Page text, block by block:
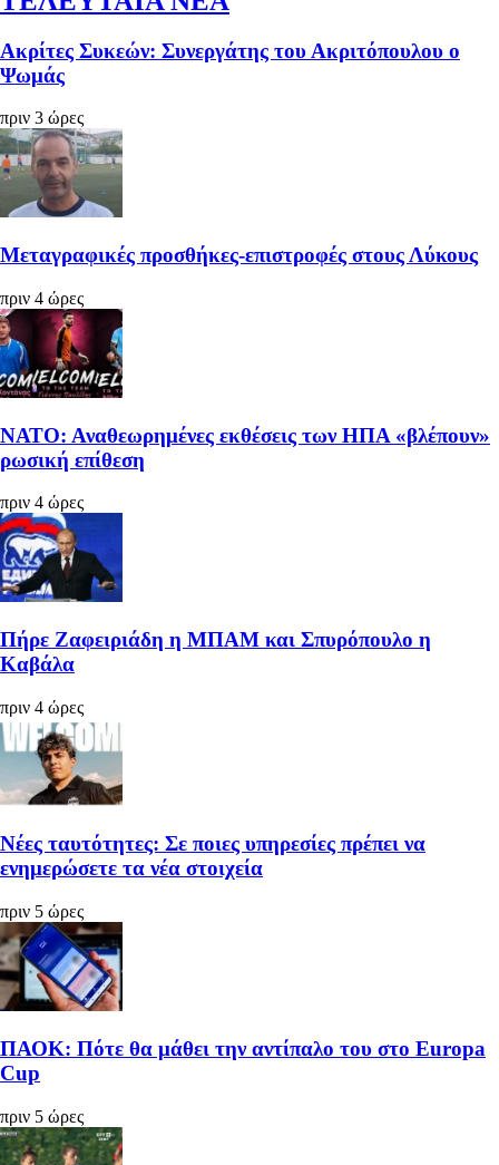
Ακρίτες Συκεών: Συνεργάτης του Ακριτόπουλου ο
Ψωμάς
πριν 3 ώρες
Μεταγραφικές προσθήκες-επιστροφές στους Λύκους
πριν 4 ώρες
ΝΑΤΟ: Αναθεωρημένες εκθέσεις των ΗΠΑ «βλέπουν»
ρωσική επίθεση
πριν 4 ώρες
Πήρε Ζαφειριάδη η ΜΠΑΜ και Σπυρόπουλο η
Καβάλα
πριν 4 ώρες
Νέες ταυτότητες: Σε ποιες υπηρεσίες πρέπει να
ενημερώσετε τα νέα στοιχεία
πριν 5 ώρες
ΠΑΟΚ: Πότε θα μάθει την αντίπαλο του στο Europa
Cup
πριν 5 ώρες